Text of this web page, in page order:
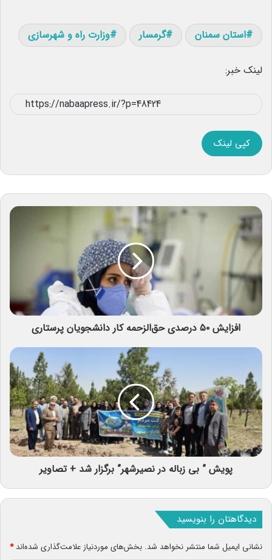
استان سمنان گرمسار وزارت راه و شهرسازی
لینک خبر:
کپی لینک
افزایش ۵۰ درصدی حق‌الزحمه کار دانشجویان پرستاری
پویش ” بی زباله در نصیرشهر” برگزار شد + تصاویر
دیدگاهتان را بنویسید
نشانی ایمیل شما منتشر نخواهد شد. بخش‌های موردنیاز علامت‌گذاری شده‌اند*